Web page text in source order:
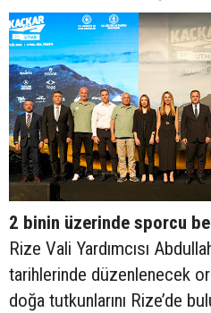
2 binin üzerinde sporcu
Rize Vali Yardımcısı
tarihlerinde düzenlenecek
doğa tutkunlarını Rize’de